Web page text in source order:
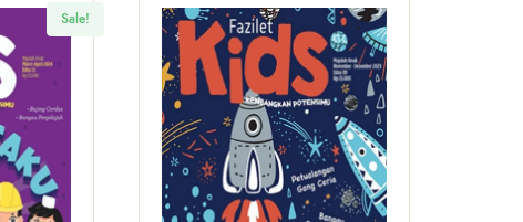
Sale!